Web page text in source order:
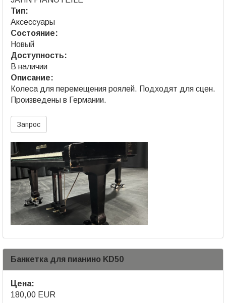
Тип:
Аксессуары
Состояние:
Новый
Доступность:
В наличии
Описание:
Колеса для перемещения роялей. Подходят для сцен.
Произведены в Германии.
Запрос
Банкетка для пианино KD50
Цена:
180,00 EUR